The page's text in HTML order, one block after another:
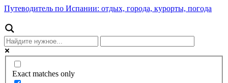
Путеводитель по Испании: отдых, города, курорты, погода
Exact matches only